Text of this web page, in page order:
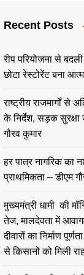
Recent Posts
रीप परियोजना से
छोटा रेस्टोरेंट बना
राष्ट्रीय राजमार्गों
के निर्देश, सड़क सुरक्षा
गौरव कुमार
हर पात्र नागरिक का
प्राथमिकता – डीएम
मुख्यमंत्री धामी की
तेज, मालदेवता में
दीवारों का निर्माण
से किसानों को मिली